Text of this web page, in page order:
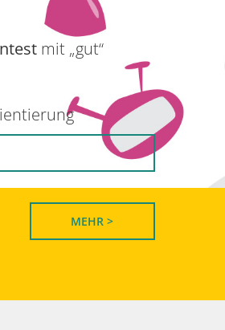
mit „gut“
MEHR >